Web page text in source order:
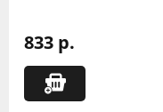
833 р.